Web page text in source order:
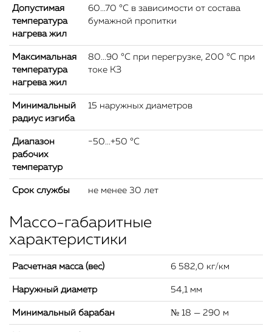
Допустимая
температура
нагрева жил
60...70 °C в зависимости от состава
бумажной пропитки
Максимальная
температура
нагрева жил
80...90 °C при перегрузке, 200 °C при
токе КЗ
Минимальный
радиус изгиба
15 наружных диаметров
Диапазон
рабочих
температур
−50...+50 °C
Срок службы не менее 30 лет
Массо-габаритные
характеристики
Расчетная масса (вес) 6 582,0 кг/км
Наружный диаметр 54,1 мм
Минимальный барабан № 18 — 290 м